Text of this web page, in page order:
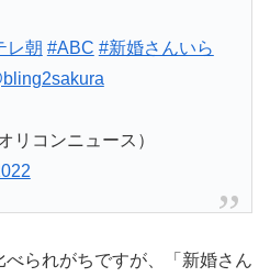
レ朝 #ABC #新婚さんいら
コンニュース）
られがちですが、「新婚さん